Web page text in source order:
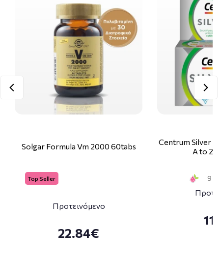
Solgar Formula Vm 2000 60tabs
Top Seller
Προτεινόμενο
22.84€
Centrum Silver
A to
9